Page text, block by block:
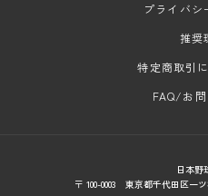
プライバシ
推奨
特定商取引
FAQ/お
日本野
〒 100-0003 東京都千代田区一